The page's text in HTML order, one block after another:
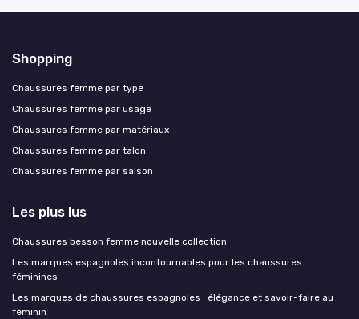
Shopping
Chaussures femme par type
Chaussures femme par usage
Chaussures femme par matériaux
Chaussures femme par talon
Chaussures femme par saison
Les plus lus
Chaussures besson femme nouvelle collection
Les marques espagnoles incontournables pour les chaussures
féminines
Les marques de chaussures espagnoles : élégance et savoir-faire au
féminin